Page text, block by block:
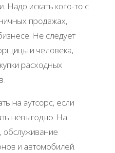
Надо искать кого-то с
продажах,
Не следует
и человека,
расходных
на аутсорс, если
невыгодно. На
обслуживание
и автомобилей.